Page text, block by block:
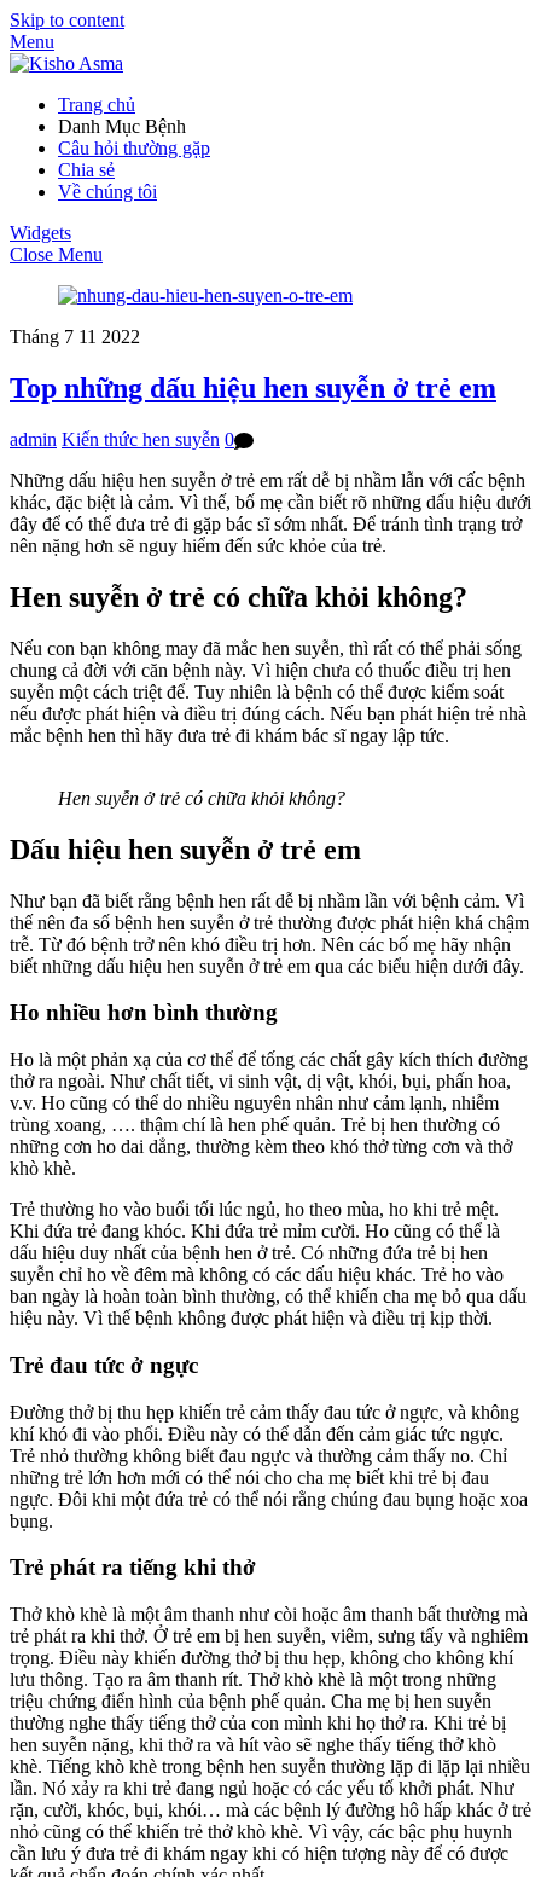
Skip to content
Menu
Trang chủ
Danh Mục Bệnh
Câu hỏi thường gặp
Chia sẻ
Về chúng tôi
Widgets
Close Menu
Tháng 7 11 2022
Top những dấu hiệu hen suyễn ở trẻ em
admin Kiến thức hen suyễn 0
Những dấu hiệu hen suyễn ở trẻ em rất dễ bị nhầm lẫn với cấc bệnh
khác, đặc biệt là cảm. Vì thế, bố mẹ cần biết rõ những dấu hiệu dưới
đây để có thể đưa trẻ đi gặp bác sĩ sớm nhất. Để tránh tình trạng trở
nên nặng hơn sẽ nguy hiểm đến sức khỏe của trẻ.
Hen suyễn ở trẻ có chữa khỏi không?
Nếu con bạn không may đã mắc hen suyễn, thì rất có thể phải sống
chung cả đời với căn bệnh này. Vì hiện chưa có thuốc điều trị hen
suyễn một cách triệt để. Tuy nhiên là bệnh có thể được kiểm soát
nếu được phát hiện và điều trị đúng cách. Nếu bạn phát hiện trẻ nhà
mắc bệnh hen thì hãy đưa trẻ đi khám bác sĩ ngay lập tức.
Hen suyễn ở trẻ có chữa khỏi không?
Dấu hiệu hen suyễn ở trẻ em
Như bạn đã biết rằng bệnh hen rất dễ bị nhầm lần với bệnh cảm. Vì
thế nên đa số bệnh hen suyễn ở trẻ thường được phát hiện khá chậm
trễ. Từ đó bệnh trở nên khó điều trị hơn. Nên các bố mẹ hãy nhận
biết những dấu hiệu hen suyễn ở trẻ em qua các biểu hiện dưới đây.
Ho nhiều hơn bình thường
Ho là một phản xạ của cơ thể để tống các chất gây kích thích đường
thở ra ngoài. Như chất tiết, vi sinh vật, dị vật, khói, bụi, phấn hoa,
v.v. Ho cũng có thể do nhiều nguyên nhân như cảm lạnh, nhiễm
trùng xoang, …. thậm chí là hen phế quản. Trẻ bị hen thường có
những cơn ho dai dẳng, thường kèm theo khó thở từng cơn và thở
khò khè.
Trẻ thường ho vào buổi tối lúc ngủ, ho theo mùa, ho khi trẻ mệt.
Khi đứa trẻ đang khóc. Khi đứa trẻ mỉm cười. Ho cũng có thể là
dấu hiệu duy nhất của bệnh hen ở trẻ. Có những đứa trẻ bị hen
suyễn chỉ ho về đêm mà không có các dấu hiệu khác. Trẻ ho vào
ban ngày là hoàn toàn bình thường, có thể khiến cha mẹ bỏ qua dấu
hiệu này. Vì thế bệnh không được phát hiện và điều trị kịp thời.
Trẻ đau tức ở ngực
Đường thở bị thu hẹp khiến trẻ cảm thấy đau tức ở ngực, và không
khí khó đi vào phổi. Điều này có thể dẫn đến cảm giác tức ngực.
Trẻ nhỏ thường không biết đau ngực và thường cảm thấy no. Chỉ
những trẻ lớn hơn mới có thể nói cho cha mẹ biết khi trẻ bị đau
ngực. Đôi khi một đứa trẻ có thể nói rằng chúng đau bụng hoặc xoa
bụng.
Trẻ phát ra tiếng khi thở
Thở khò khè là một âm thanh như còi hoặc âm thanh bất thường mà
trẻ phát ra khi thở. Ở trẻ em bị hen suyễn, viêm, sưng tấy và nghiêm
trọng. Điều này khiến đường thở bị thu hẹp, không cho không khí
lưu thông. Tạo ra âm thanh rít. Thở khò khè là một trong những
triệu chứng điển hình của bệnh phế quản. Cha mẹ bị hen suyễn
thường nghe thấy tiếng thở của con mình khi họ thở ra. Khi trẻ bị
hen suyễn nặng, khi thở ra và hít vào sẽ nghe thấy tiếng thở khò
khè. Tiếng khò khè trong bệnh hen suyễn thường lặp đi lặp lại nhiều
lần. Nó xảy ra khi trẻ đang ngủ hoặc có các yếu tố khởi phát. Như
rặn, cười, khóc, bụi, khói… mà các bệnh lý đường hô hấp khác ở trẻ
nhỏ cũng có thể khiến trẻ thở khò khè. Vì vậy, các bậc phụ huynh
cần lưu ý đưa trẻ đi khám ngay khi có hiện tượng này để có được